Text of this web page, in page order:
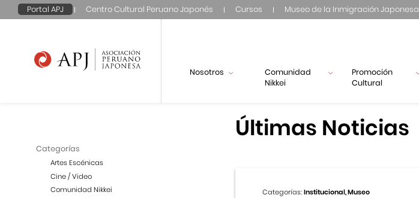
Portal APJ Centro Cultural Peruano Japonés Cursos Museo de la Inmigración Japonesa
Nosotros
Comunidad
Nikkei
Promoción
Cultural
Categorías
Artes Escénicas
Cine / Video
Comunidad Nikkei
Últimas Noticias
Categorías:Institucional, Museo